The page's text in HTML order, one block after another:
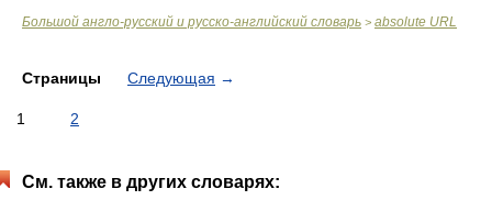
Большой англо-русский и русско-английский словарь > absolute URL
Страницы Следующая →
1 2
См. также в других словарях: